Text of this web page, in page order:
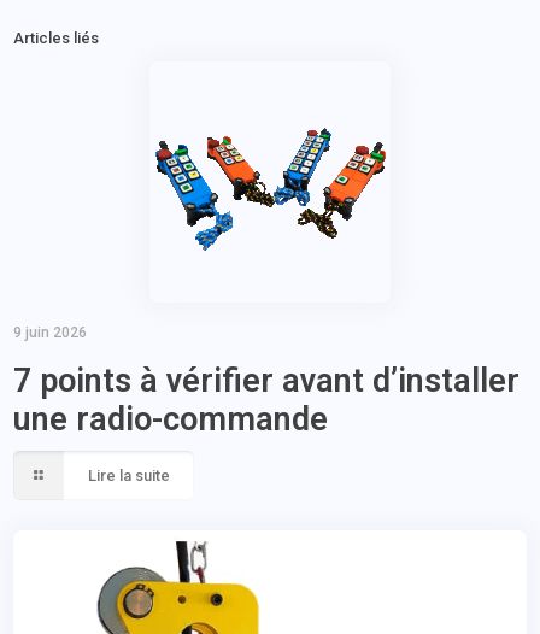
Articles liés
9 juin 2026
7 points à vérifier avant d’installer
une radio-commande
Lire la suite